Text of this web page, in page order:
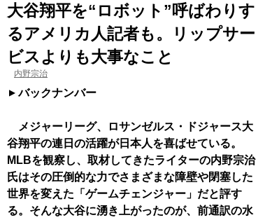
大谷翔平を“ロボット”呼ばわりす
るアメリカ人記者も。リップサー
ビスよりも大事なこと
内野宗治
バックナンバー
メジャーリーグ、ロサンゼルス・ドジャース大
谷翔平の連日の活躍が日本人を喜ばせている。
MLBを観察し、取材してきたライターの内野宗治
氏はその圧倒的な力でさまざまな障壁や閉塞した
世界を変えた「ゲームチェンジャー」だと評す
る。そんな大谷に湧き上がったのが、前通訳の水